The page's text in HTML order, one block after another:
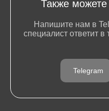
Также можете
Напишите нам в
специалист ответит в
Telegram